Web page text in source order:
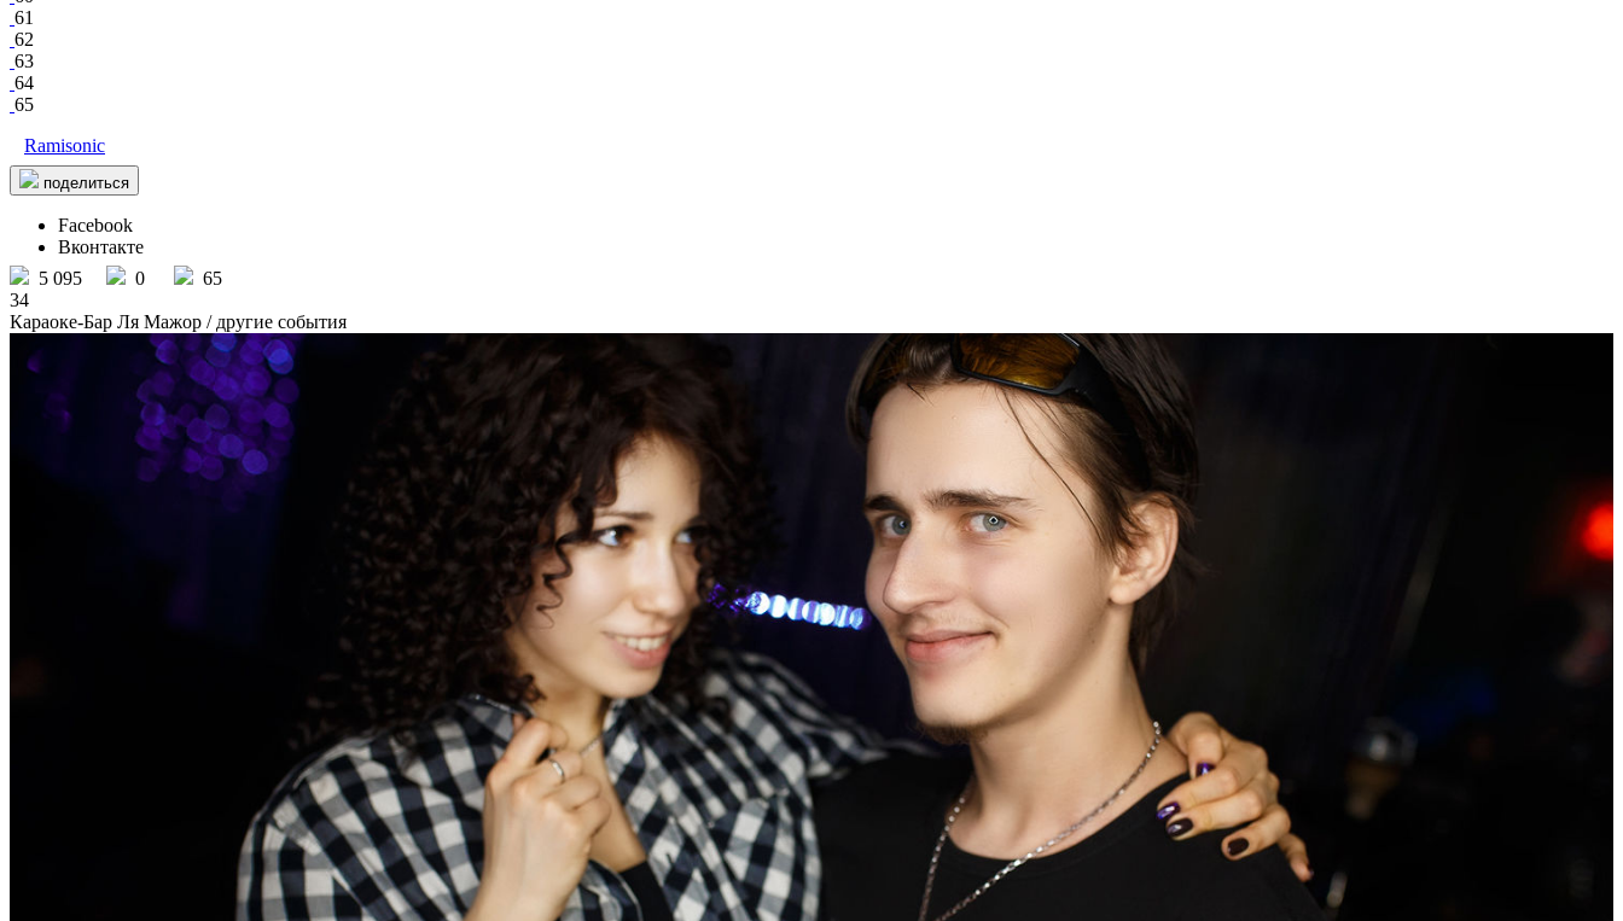
61
62
63
64
65
Ramisonic
поделиться
Facebook
Вконтакте
5 095
0
65
34
Караоке-Бар Ля Мажор / другие события